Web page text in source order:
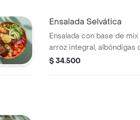
Ensalada Selvática
Ensalada con base de
arroz integral, albóndigas
unds), tomate cherry,
$ 34.500